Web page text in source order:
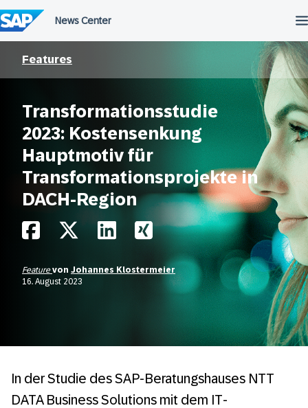
Features
Transformationsstudie
2023: Kostensenkung
Hauptmotiv für
Transformationsprojekte in
DACH-Region
Featurevon Johannes Klostermeier
16. August 2023
In der Studie des SAP-Beratungshauses NTT
DATA Business Solutions mit dem IT-